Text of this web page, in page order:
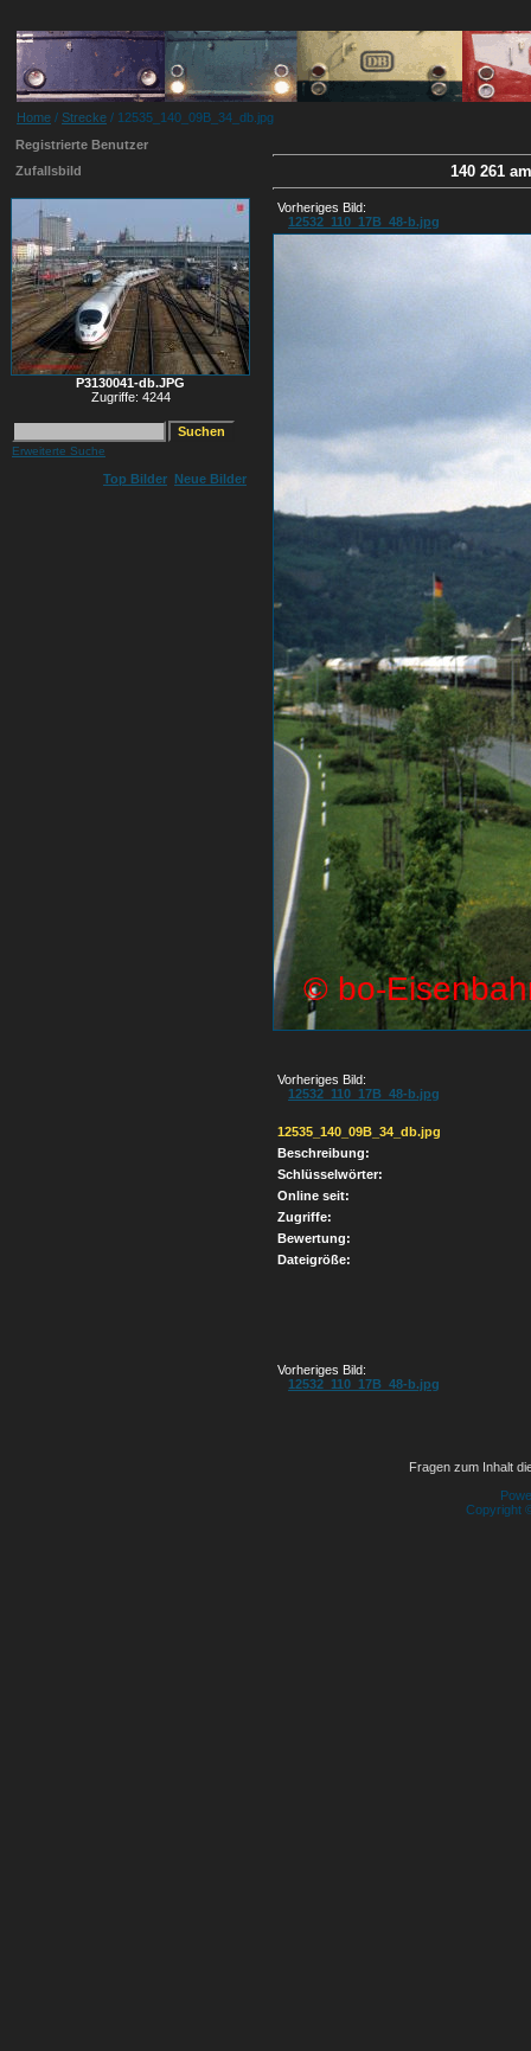
Home / Strecke / 12535_140_09B_34_db.jpg
Registrierte Benutzer
Zufallsbild
P3130041-db.JPG
Zugriffe: 4244
Erweiterte Suche
Top Bilder Neue Bilder
140 261
Vorheriges Bild:
12532_110_17B_48-b.jpg
Vorheriges Bild:
12532_110_17B_48-b.jpg
12535_140_09B_34_db.jpg
Beschreibung:
Schlüsselwörter:
Online seit:
Zugriffe:
Bewertung:
Dateigröße:
Vorheriges Bild:
12532_110_17B_48-b.jpg
Fragen zum Inhalt
Copyright